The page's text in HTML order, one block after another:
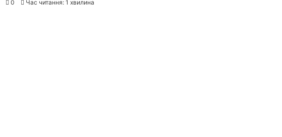
0 Час читання: 1 хвилина